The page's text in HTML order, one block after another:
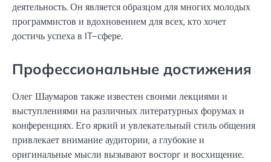
деятельность. Он является образцом для многих молодых
программистов и вдохновением для всех, кто хочет
достичь успеха в IT-сфере.
Профессиональные достижения
Олег Шаумаров также известен своими лекциями и
выступлениями на различных литературных форумах и
конференциях. Его яркий и увлекательный стиль общения
привлекает внимание аудитории, а глубокие и
оригинальные мысли вызывают восторг и восхищение.